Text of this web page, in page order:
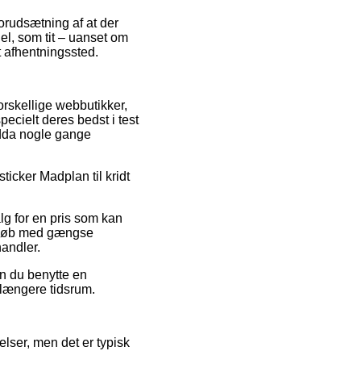
af at der
som tit – uanset om
webbutikker,
deres bedst i test
nogle gange
Madplan til kridt
for en pris som kan
med gængse
du benytte en
tidsrum.
men det er typisk